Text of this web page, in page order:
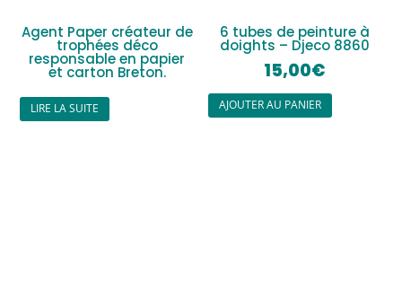
Agent Paper créateur de
trophées déco
responsable en papier
et carton Breton.
LIRE LA SUITE
6 tubes de peinture à
doights – Djeco 8860
15,00€
AJOUTER AU PANIER